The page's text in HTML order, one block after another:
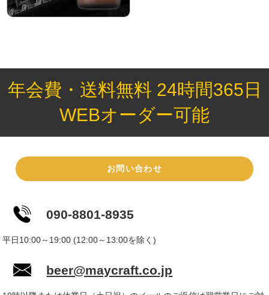
年会費・送料無料 24時間365日
WEBオーダー可能
お問い合わせ
090-8801-8935
平日10:00～19:00 (12:00～13:00を除く)
beer@maycraft.co.jp